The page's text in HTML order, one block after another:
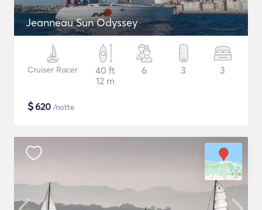
Jeanneau Sun Odyssey
Cruiser Racer
40 ft
12 m
6 3 3
$620 /notte